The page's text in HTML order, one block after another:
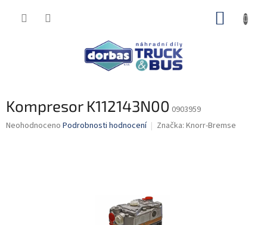
Kompresor K112143N00 0903959
Průměrné
Neohodnoceno Podrobnosti hodnocení Značka: Knorr-Bremse